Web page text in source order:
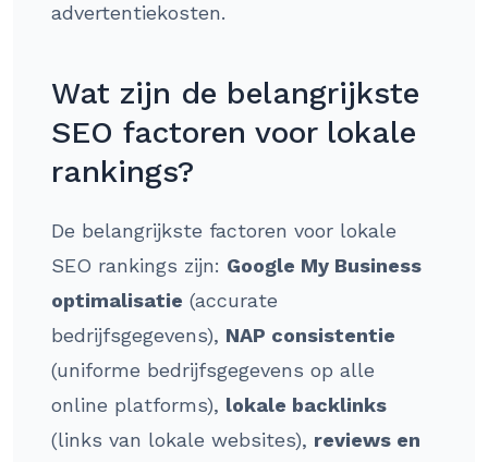
advertentiekosten.
Wat zijn de belangrijkste
SEO factoren voor lokale
rankings?
De belangrijkste factoren voor lokale
SEO rankings zijn: Google My Business
optimalisatie (accurate
bedrijfsgegevens), NAP consistentie
(uniforme bedrijfsgegevens op alle
online platforms), lokale backlinks
(links van lokale websites), reviews en